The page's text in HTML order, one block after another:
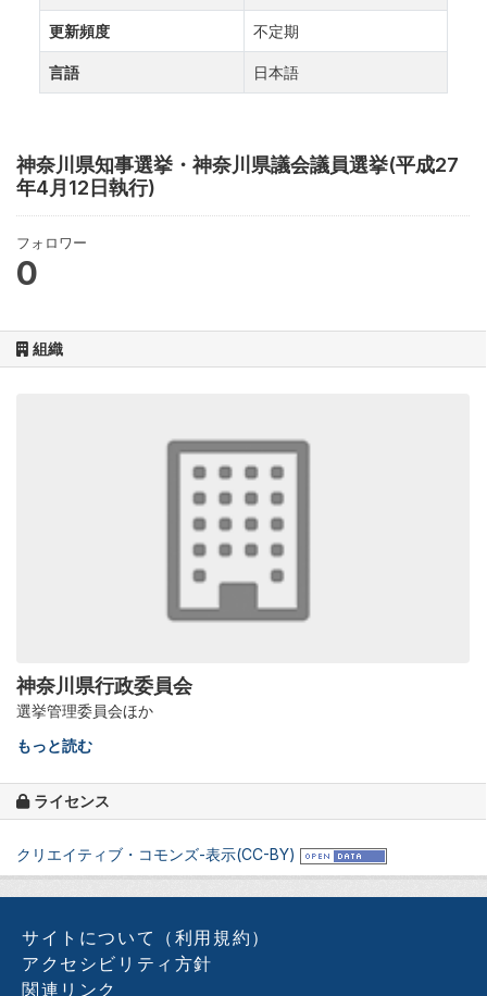
神奈川県知事選挙・神奈川県議会議員選挙(平成27
年4月12日執行)
フォロワー
0
組織
神奈川県行政委員会
選挙管理委員会ほか
もっと読む
ライセンス
クリエイティブ・コモンズ-表示(CC-BY)
更新頻度 不定期
言語 日本語
サイトについて（利用規約）
アクセシビリティ方針
関連リンク